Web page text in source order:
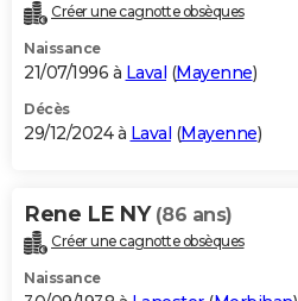
Créer une cagnotte obsèques
Naissance
21/07/1996 à Laval (Mayenne)
Décès
29/12/2024 à Laval (Mayenne)
Rene LE NY (86 ans)
Créer une cagnotte obsèques
Naissance